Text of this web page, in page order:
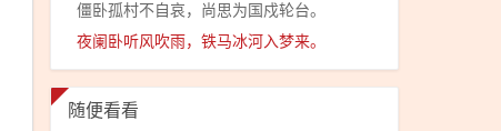
僵卧孤村不自哀，尚思为国戍轮台。
夜阑卧听风吹雨，铁马冰河入梦来。
随便看看